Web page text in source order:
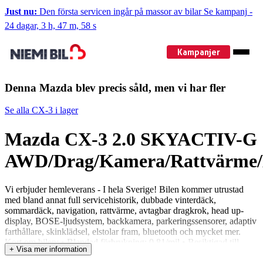
Just nu: Den första servicen ingår på massor av bilar Se kampanj -
24 dagar, 3 h, 47 m, 57 s
Kampanjer
Denna Mazda blev precis såld, men vi har fler
Se alla CX-3 i lager
Mazda CX-3 2.0 SKYACTIV-G
AWD/Drag/Kamera/
Vi erbjuder hemleverans - I hela Sverige! Bilen kommer utrustad
med bland annat full servicehistorik, dubbade vinterdäck,
sommardäck, navigation, rattvärme, avtagbar dragkrok, head up-
display, BOSE-ljudsystem, backkamera, parkeringssensorer, adaptiv
farthållare, skinklädsel, elstolar fram, bluetooth och mycket mer.
Kort om bilen: • Blandad förbrukning: 0,81/mil • Besiktigad till
2026-07-31 • Årsskatt: 1262kr • Dragvikt: 1200kg • Upp till 5 års
+ Visa mer information